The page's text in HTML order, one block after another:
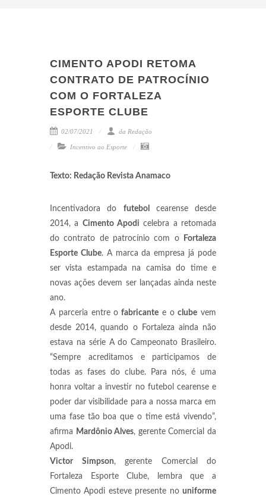
CIMENTO APODI RETOMA
CONTRATO DE PATROCÍNIO
COM O FORTALEZA
ESPORTE CLUBE
02/07/2021 da Redação
Incentivo ao Esporte
Texto: Redação Revista Anamaco
Incentivadora do futebol
cearense desde
2014, a Cimento Apodi celebra a retomada
do contrato de patrocínio com o
Fortaleza
Esporte Clube. A marca da empresa já pode
ser vista estampada na camisa do time e
novas ações devem ser lançadas ainda neste
ano.
A parceria entre o fabricante e oclube vem
desde 2014, quando o Fortaleza ainda não
estava na série A do Campeonato Brasileiro.
“Sempre acreditamos e participamos de
todas as fases do clube. Para nós, é uma
honra voltar a investir no futebol cearense e
poder dar visibilidade para a nossa marca em
uma fase tão boa que o time está vivendo”,
afirma Mardônio Alves, gerente Comercial da
Apodi.
Victor Simpson, gerente Comercial do
Fortaleza Esporte Clube, lembra que a
Cimento Apodi esteve presente no uniforme